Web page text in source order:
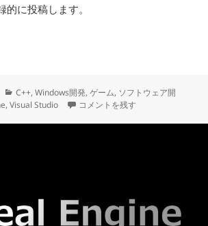
的に投稿します。
関数内で［Delay］が使えない場合の対処法
カ
テ
C++,Windows開発,ゲーム, ソフトウェア開
,Visual Studio UEの関数内で［Delay］が使えな
コメントを残す